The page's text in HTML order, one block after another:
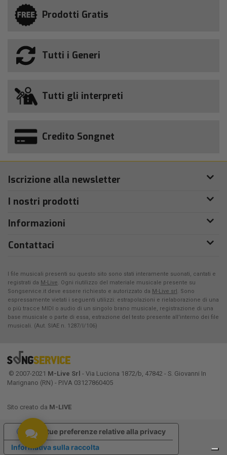
Prodotti Gratis
Tutti i Generi
Tutti gli interpreti
Credito Songnet
Iscrizione alla newsletter
I nostri prodotti
Informazioni
Contattaci
I file musicali presenti su questo sito sono stati interamente suonati, cantati e
registrati da M-Live. Ogni riutilizzo del materiale musicale presente su
Songservice.it deve essere richiesto e autorizzato da M-Live srl. Sono
espressamente vietati i seguenti utilizzi: estrapolazioni e rielaborazione di una
o più tracce MIDI o audio di un singolo brano musicale, registrazione di una
base musicale o parte di essa, estrazione del testo presente all'interno dei file
musicali. (Aut. SIAE n. 1287/I/106)
© 2007-2021 M-Live Srl - Via Luciona 1872/b, 47842 - S. Giovanni In
Marignano (RN) - P.IVA 03127860405
Sito creato da M-LIVE
Informativa sulla raccolta
Le tue preferenze relative alla privacy